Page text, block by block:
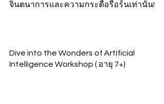
จินตนาการและความกระตือรือร้นเท่านั้น!
Dive into the Wonders of Artificial
Intelligence Workshop ( อายุ 7+)